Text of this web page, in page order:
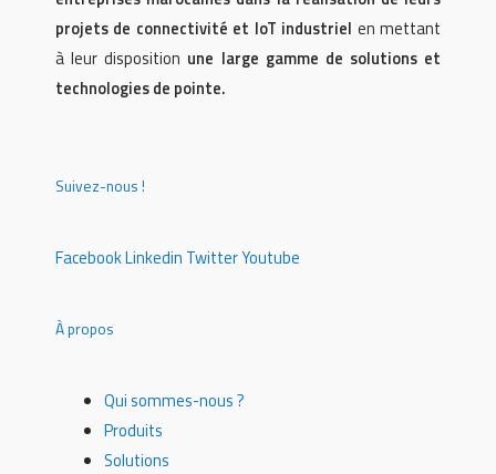
projets de connectivité et IoT industriel en mettant
à leur disposition une large gamme de solutions et
technologies de pointe.
Suivez-nous !
FacebookLinkedin TwitterYoutube
À propos
Qui sommes-nous ?
Produits
Solutions